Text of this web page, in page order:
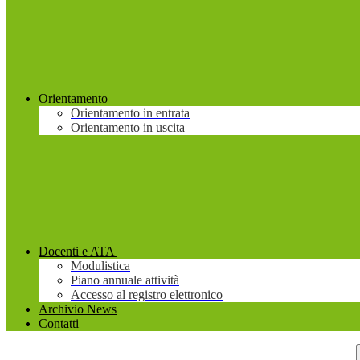
Orientamento
Orientamento in entrata
Orientamento in uscita
Docenti e ATA
Modulistica
Piano annuale attività
Accesso al registro elettronico
Archivio News
Contatti